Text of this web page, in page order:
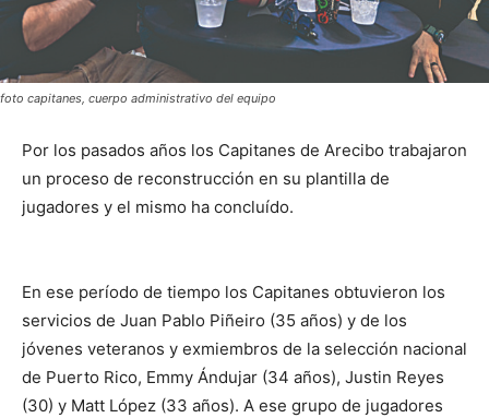
foto capitanes, cuerpo administrativo del equipo
Por los pasados años los Capitanes de Arecibo trabajaron
un proceso de reconstrucción en su plantilla de
jugadores y el mismo ha concluído.
En ese período de tiempo los Capitanes obtuvieron los
servicios de Juan Pablo Piñeiro (35 años) y de los
jóvenes veteranos y exmiembros de la selección nacional
de Puerto Rico, Emmy Ándujar (34 años), Justin Reyes
(30) y Matt López (33 años). A ese grupo de jugadores